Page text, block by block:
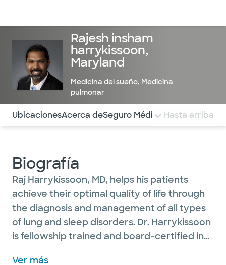
Rajesh insham
harrykissoon,
Maryland
Medicina del sueño, Medicina
pulmonar
Utilice esta navegación para saltar rápidamente a
UbicacionesAcerca deSeguro Médico COMENTARIOS
Hasta arriba
Biografía
Raj Harrykissoon, MD, helps his patients
achieve their optimal quality of life through
the diagnosis and management of all types
of lung and sleep disorders. Dr. Harrykissoon
is fellowship trained and board-certified in
Ver más